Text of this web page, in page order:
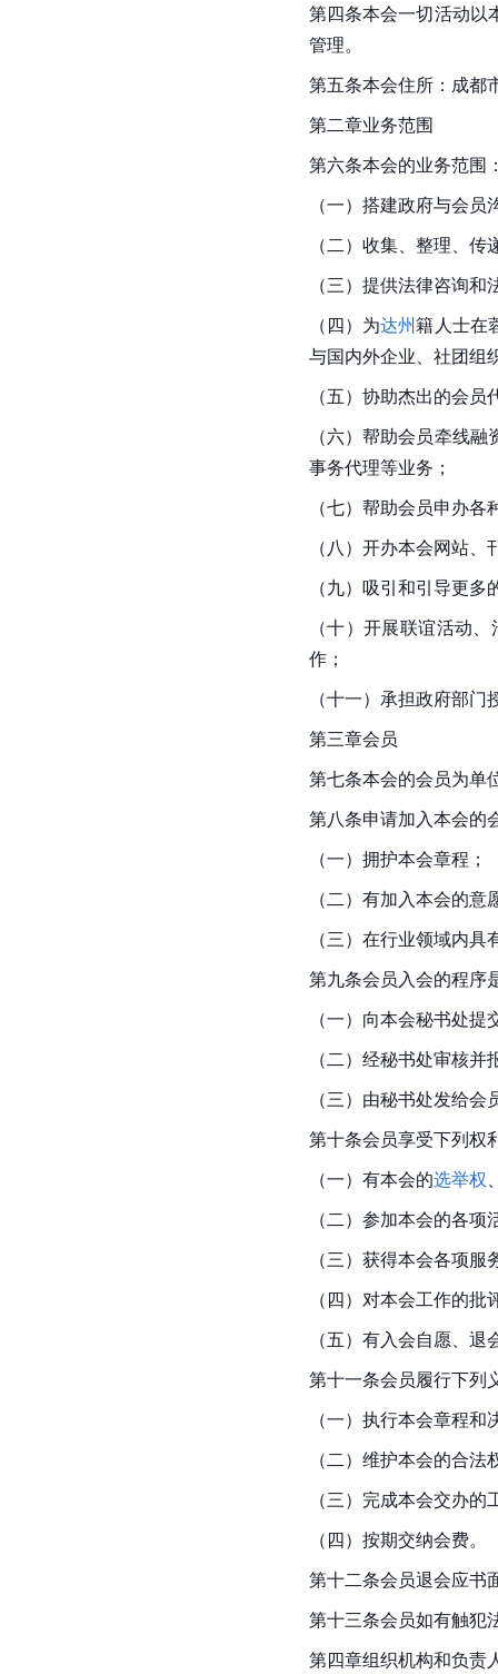
第四条本会一切活动以
管理。
第五条本会住所：成都
第二章业务范围
第六条本会的业务范围
（一）搭建政府与会
（二）收集、整理、
（三）提供法律咨询
（四）为达州籍人士在
与国内外企业、社团组
（五）协助杰出的会
（六）帮助会员牵线
事务代理等业务；
（七）帮助会员申办
（八）开办本会网站
（九）吸引和引导更多
（十）开展联谊活动
作；
（十一）承担政府部
第三章会员
第七条本会的会员为单
第八条申请加入本会的
（一）拥护本会章程；
（二）有加入本会的意
（三）在行业领域内
第九条会员入会的程序
（一）向本会秘书处提
（二）经秘书处审核
（三）由秘书处发给会
第十条会员享受下列权
（一）有本会的选举权
（二）参加本会的各项
（三）获得本会各项服
（四）对本会工作的
（五）有入会自愿、退
第十一条会员履行下列
（一）执行本会章程和
（二）维护本会的合法
（三）完成本会交办的
（四）按期交纳会费。
第十二条会员退会应书
第十三条会员如有触犯
第四章组织机构和负责